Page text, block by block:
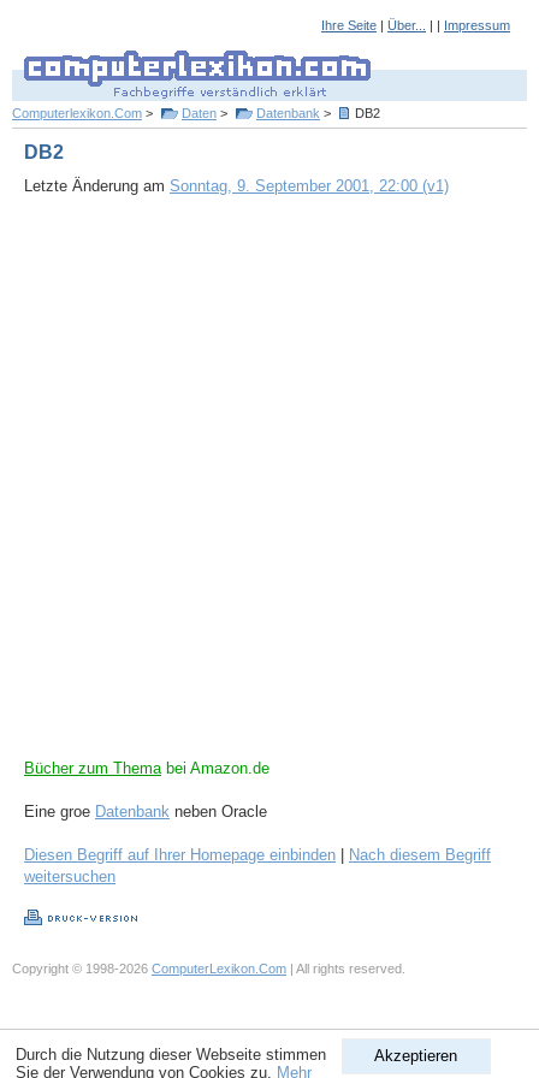
Ihre Seite | Über... | | Impressum
Computerlexikon.Com > Daten > Datenbank > DB2
DB2
Letzte Änderung am Sonntag, 9. September 2001, 22:00 (v1)
Bücher zum Themabei Amazon.de
Eine groe Datenbank neben Oracle
Diesen Begriff auf Ihrer Homepage einbinden
Nach diesem Begriff
weitersuchen
Akzeptieren
Durch die Nutzung dieser Webseite stimmen
Sie der Verwendung von Cookies zu. Mehr
Copyright © 1998-2026 ComputerLexikon.Com | All rights reserved.